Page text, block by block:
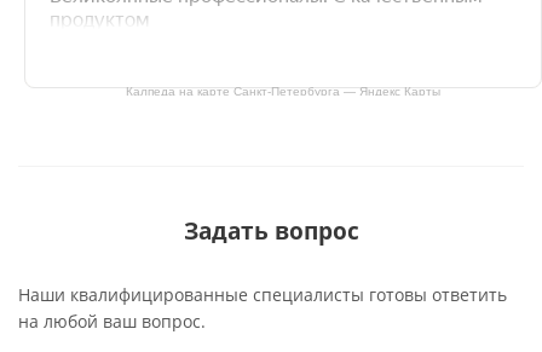
Калпеда на карте Санкт‑Петербурга — Яндекс Карты
Задать вопрос
Наши квалифицированные специалисты готовы ответить
на любой ваш вопрос.